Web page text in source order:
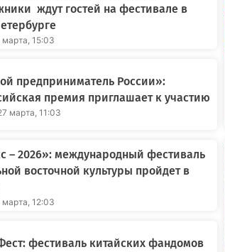
ждут гостей на фестивале в
марта, 15:03
предприниматель России»:
премия приглашает к участию
марта, 11:03
– 2026»: международный фестиваль
восточной культуры пройдет в
марта, 12:03
фестиваль китайских фандомов